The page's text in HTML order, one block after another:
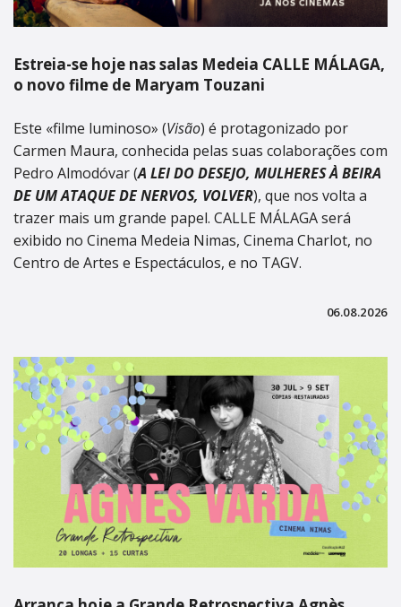
Estreia-se hoje nas salas Medeia CALLE MÁLAGA,
o novo filme de Maryam Touzani
Este «filme luminoso» (Visão) é protagonizado por
Carmen Maura, conhecida pelas suas colaborações com
Pedro Almodóvar (A LEI DO DESEJO, MULHERES À BEIRA
DE UM ATAQUE DE NERVOS, VOLVER), que nos volta a
trazer mais um grande papel. CALLE MÁLAGA será
exibido no Cinema Medeia Nimas, Cinema Charlot, no
Centro de Artes e Espectáculos, e no TAGV.
06.08.2026